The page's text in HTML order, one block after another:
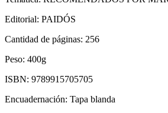
Editorial: PAIDÓS
Cantidad de páginas: 256
Peso: 400g
ISBN: 9789915705705
Encuadernación: Tapa blanda